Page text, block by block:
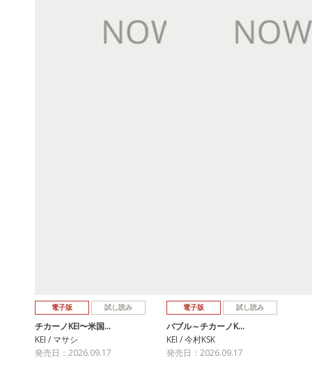
電子版 試し読み
チカーノKEI〜米国…
KEI / マサシ
発売日：2026.09.17
電子版 試し読み
バブル～チカーノK…
KEI / 今村KSK
発売日：2026.09.17